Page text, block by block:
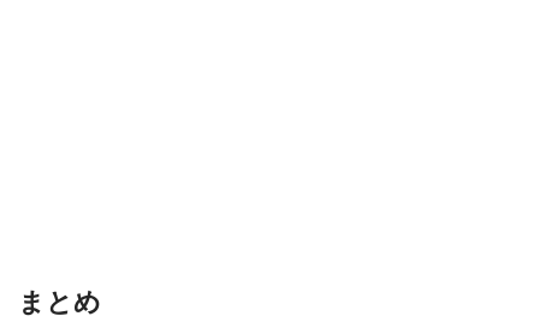
まとめ